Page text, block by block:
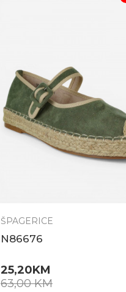
ŠPAGERICE
N86676
25,20KM
63,00KM